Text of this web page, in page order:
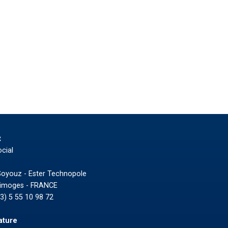
- Ester Technopole
- FRANCE
5 55 10 98 72